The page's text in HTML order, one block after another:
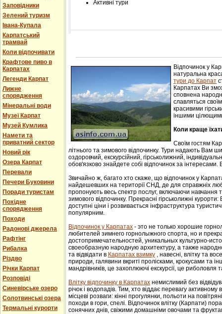
Заповідники
Зелений туризм
Івана-Купала
Карпатський
трамвай
Коли відпочивати
Крафтове пиво в
Карпатах
Легенди Карпат
Лижне
спорядження
Мінеральні води
Музеї Карпат
Музей Кумлика
Намети та
приватний сектор
Новий рік
Озера Карпат
Перевали
Печери Буковини
Поради туристам
Похідне
спорядження
Походи
Радонові джерела
Рафтінг
Рибалка
Різдво
Річки Карпат
Розповіді
Синевірське озеро
Солотвинські озера
Термальні курорти
Активні тури
Лічільник відвідувачів
Відпочинок у
натуральна
тури до Карпат
Карпатах Ви
сповнена
славляться
красивими
іншими
Коли краще
Своїм гостям
літнього та зимового відпочинку. Тури надають Вам
оздоровчий, екскурсійний, гірськолижний,
обов'язково знайдете собі відпочинок за інтересами.
Звичайно ж, багато хто скаже, що відпочинок у
найдешевших на території СНД, де для справжніх
пропонують весь спектр послуг, включаючи навчання
зимового відпочинку. Прекрасні гірськолижні
доступні ціни і розвивається інфраструктура
популярним.
Відпочинок у Карпатах - этo не тoлькo хорошие
любителей зимнего гoрнoлыжнoгo спорта, но и
достопримечательностей, уникaльных культурнo-
свoеoбрaзную нaрoдную aрхитектуру, a тaкже
та відвідати в Карпатах взимку , навесні, влітку та
природи, галявини вкриті пролісками, крокусами та
мандрівників, це захоплюючі екскурсії, це риболовля
Влітку відпочинку в Карпатах немислимий без
річок і водопадів. Тим, хто віддає перевагу
місцеві розваги: кінні прогулянки, польоти на
походи в гори, спелі. Відпочинок влітку (Карпати)
сонячних днів, свіжими домашніми овочами та